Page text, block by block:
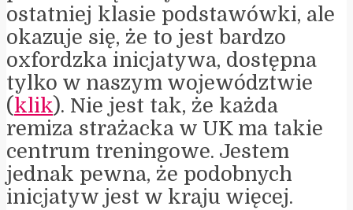
ostatniej klasie podstawówki, ale
okazuje się, że to jest bardzo
oxfordzka inicjatywa, dostępna
tylko w naszym województwie
(klik). Nie jest tak, że każda
remiza strażacka w UK ma takie
centrum treningowe. Jestem
jednak pewna, że podobnych
inicjatyw jest w kraju więcej.